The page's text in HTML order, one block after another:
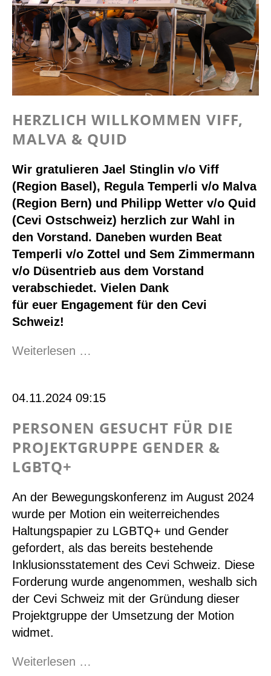
HERZLICH WILLKOMMEN VIFF,
MALVA & QUID
Wir gratulieren Jael Stinglin v/o Viff
(Region Basel), Regula Temperli v/o Malva
(Region Bern) und Philipp Wetter v/o Quid
(Cevi Ostschweiz) herzlich zur Wahl in
den Vorstand. Daneben wurden Beat
Temperli v/o Zottel und Sem Zimmermann
v/o Düsentrieb aus dem Vorstand
verabschiedet. Vielen Dank
für euer Engagement für den Cevi
Schweiz!
Weiterlesen …
Malva
Quid
04.11.2024 09:15
PERSONEN GESUCHT FÜR DIE
PROJEKTGRUPPE GENDER &
LGBTQ+
An der Bewegungskonferenz im August 2024
wurde per Motion ein weiterreichendes
Haltungspapier zu LGBTQ+ und Gender
gefordert, als das bereits bestehende
Inklusionsstatement des Cevi Schweiz. Diese
Forderung wurde angenommen, weshalb sich
der Cevi Schweiz mit der Gründung dieser
Projektgruppe der Umsetzung der Motion
widmet.
Weiterlesen …